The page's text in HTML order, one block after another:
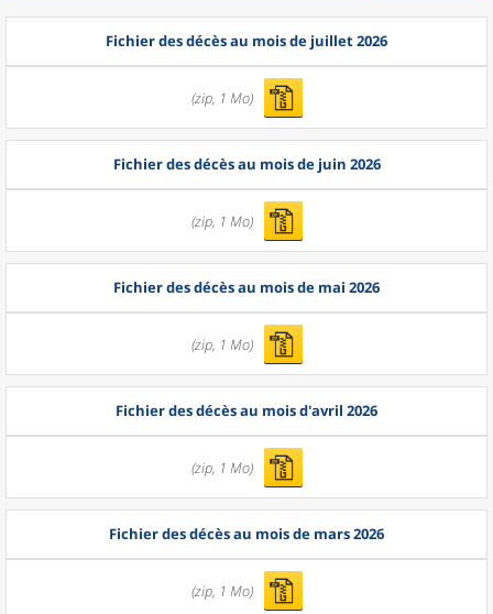
Fichier des décès au mois de juillet 2026
(zip, 1 Mo)
Fichier des décès au mois de juin 2026
(zip, 1 Mo)
Fichier des décès au mois de mai 2026
(zip, 1 Mo)
Fichier des décès au mois d'avril 2026
(zip, 1 Mo)
Fichier des décès au mois de mars 2026
(zip, 1 Mo)